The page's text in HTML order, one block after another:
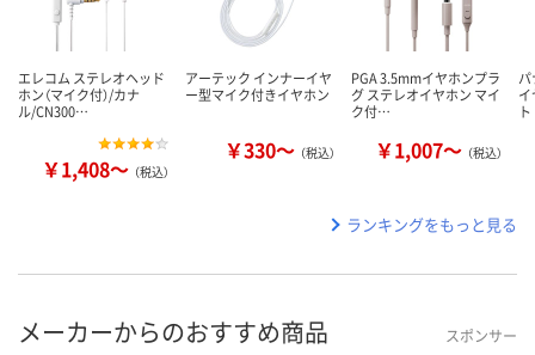
エレコム ステレオヘッド
ホン（マイク付）/カナ
ル/CN300…
￥1,408～ （税込）
アーテック インナーイヤ
ー型マイク付きイヤホン
￥330～ （税込）
PGA 3.5mmイヤホンプラ
グ ステレオイヤホン マイ
ク付…
￥1,007～ （税込）
ランキングをもっと見る
メーカーからのおすすめ商品 スポンサー